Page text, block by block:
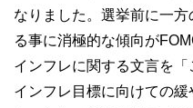
なりました。選挙前に一
る事に消極的な傾向が
インフレに関する文言を
インフレ目標に向けての